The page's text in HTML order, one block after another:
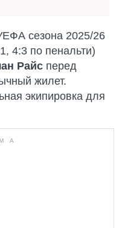
сезона 2025/26
4:3 по пенальти)
Райс перед
жилет.
экипировка для